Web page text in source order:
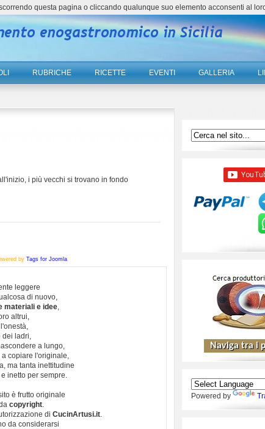
RUBRICHE RICETTE EVENTI GALLERIA
i più vecchi si trovano in fondo
by Tags for Joomla
leggere
di nuovo,
materiali e idee,
altrui,
dei ladri,
a lungo,
copiare l'originale,
ma tanta inettitudine
inetto per sempre.
è frutto originale
copyright.
di CucinArtusi.it.
da considerarsi
Powered by
questa pagina o cliccando qualunque suo elemento acconsenti al